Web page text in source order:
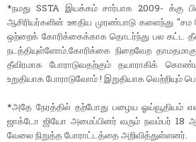
*நமது SSTA இயக்கம் சார்பாக 2009- க்கு
ஆசிரியர்களின் ஊதிய முரண்பாடு களைந்து
ஒற்றைக் கோரிக்கைக்காக தொடர்ந்து பல கட்ட
நடத்தியுள்ளோம்.கோரிக்கை நிறைவேற
தீவிரமாக போராடுவதற்கும் தயாராகிக்
உறுதியாக போராடுவோம் ! இறுதியாக வெற்றியும்
*அதே நேரத்தில் தற்போது பழைய ஓய்வூதியம்
ஜாக்டோ ஜியோ அமைப்பினர் வரும் நவம்பர் 18
வேலை நிறுத்த போராட்டத்தை அறிவித்துள்ளனர்.